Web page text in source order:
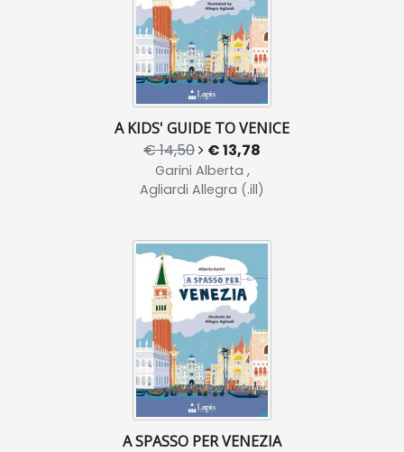
A KIDS' GUIDE TO VENICE
€ 14,50 € 13,78
Garini Alberta ,
Agliardi Allegra (.ill)
A SPASSO PER VENEZIA